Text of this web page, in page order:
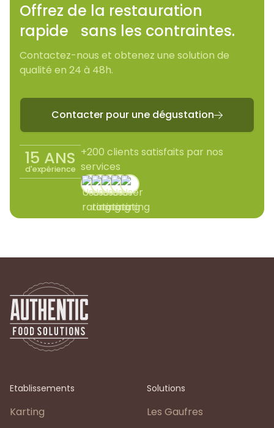
Offrez de la restauration
rapide sans les contraintes.
Contactez-nous et obtenez une solution de
qualité en 24 à 48h.
Contacter pour une dégustation
15 ANS
d'expérience
+200 clients satisfaits par nos
services
Etablissements
Karting
Solutions
Les Gaufres